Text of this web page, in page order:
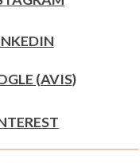
(AVIS)